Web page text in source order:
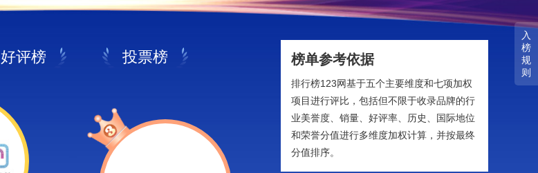
入
榜
规
则
好评榜 投票榜 榜单参考依据
排行榜123网基于五个主要维度和七项加权
项目进行评比，包括但不限于收录品牌的行
业美誉度、销量、好评率、历史、国际地位
和荣誉分值进行多维度加权计算，并按最终
分值排序。